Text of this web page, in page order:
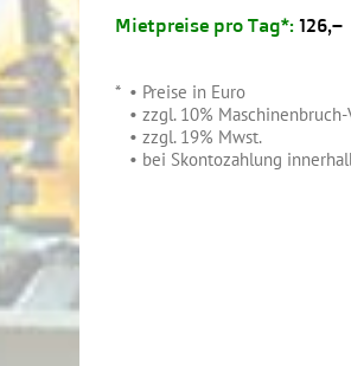
Mietpreise pro Tag*: 126,–
* • Preise in Euro
• zzgl. 10%
• zzgl. 19% Mwst.
• bei Skontozahlung